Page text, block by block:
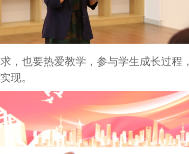
，也要热爱教学，参与学生成长过程
现。